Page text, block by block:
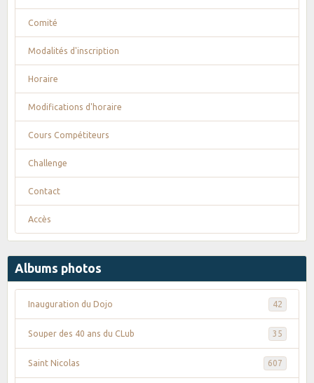
Comité
Modalités d'inscription
Horaire
Modifications d'horaire
Cours Compétiteurs
Challenge
Contact
Accès
Albums photos
Inauguration du Dojo 42
Souper des 40 ans du CLub 35
Saint Nicolas 607